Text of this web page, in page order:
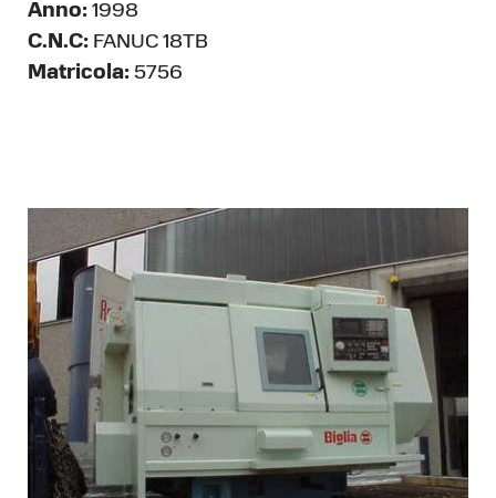
Anno: 1998
C.N.C: FANUC 18TB
Matricola: 5756